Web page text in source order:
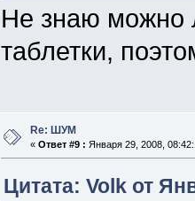
Не знаю можно
таблетки,
Re: ШУМ
« Ответ #9 : Января 29, 2008,
Цитата: Volk от